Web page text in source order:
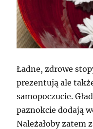
Ładne, zdrowe
prezentują ale
samopoczucie.
paznokcie dodają
Należałoby zatem